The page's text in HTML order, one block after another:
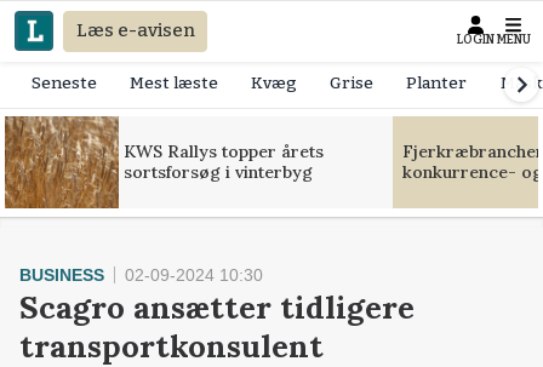
Læs e-avisen LOGIN MENU
Seneste Mest læste Kvæg Grise Planter
KWS Rallys topper årets
sortsforsøg i vinterbyg
konkurrence-
BUSINESS 02-09-2024 10:30
Scagro ansætter tidligere
transportkonsulent